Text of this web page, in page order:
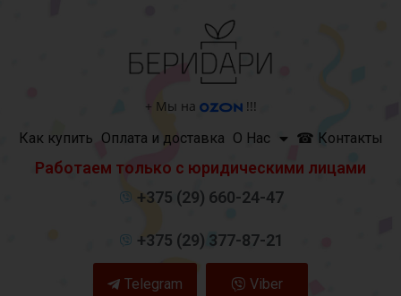
+ Мы на
!!!
Как купить Оплата и доставка О Нас ☎ Контакты
Работаем только с юридическими лицами
+375 (29) 660-24-47
+375 (29) 377-87-21
Telegram Viber